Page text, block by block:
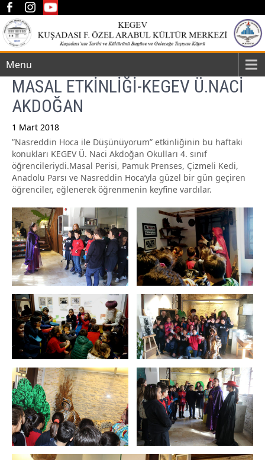
Menu
MASAL ETKİNLİĞİ-KEGEV Ü.NACİ
AKDOĞAN
1 Mart 2018
”Nasreddin Hoca ile Düşünüyorum” etkinliğinin bu haftaki
konukları KEGEV Ü. Naci Akdoğan Okulları 4. sınıf
öğrencileriydi.Masal Perisi, Pamuk Prenses, Çizmeli Kedi,
Anadolu Parsı ve Nasreddin Hoca’yla güzel bir gün geçiren
öğrenciler, eğlenerek öğrenmenin keyfine vardılar.
Post
navigation